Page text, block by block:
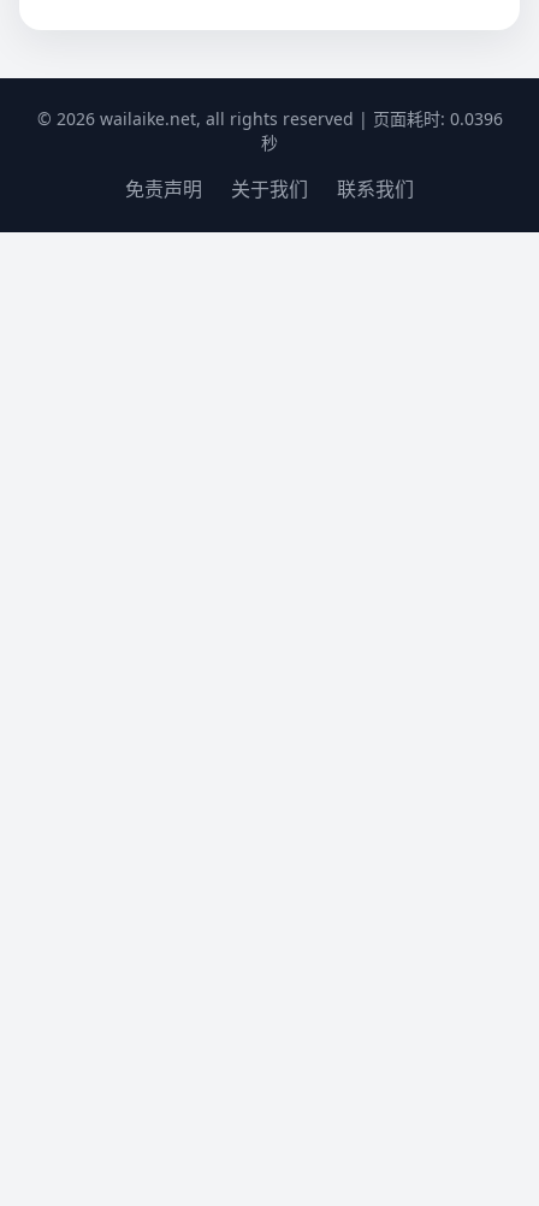
© 2026 wailaike.net, all rights reserved | 页面耗时: 0.0396
秒
免责声明 关于我们 联系我们